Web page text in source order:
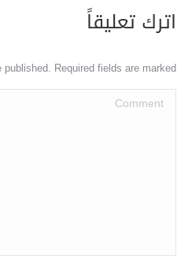
اترك تعليقاً
Required fields are marked
Comment